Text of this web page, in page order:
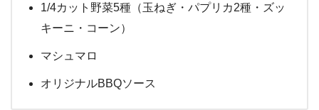
1/4カット野菜5種（玉ねぎ・パプリカ2種・ズッ
キーニ・コーン）
マシュマロ
オリジナルBBQソース